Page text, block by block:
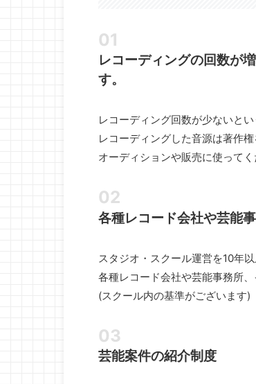
レコーディングの回数が
す。
レコーディング回数が少ないと
レコーディングした音源は著作
オーディションや販売に使ってく
各種レコード会社や芸能
スタジオ・スクール運営を10年
各種レコード会社や芸能事務所
(スクール内の基準がございます)
芸能案件の紹介制度